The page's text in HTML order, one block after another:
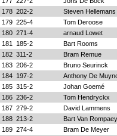
178 202-2
Steven Hellemans
179 225-4
Tom Deroose
180 271-4
arnaud Lowet
181
185-2
Bart Rooms
182 311-2
Bram Remue
183 206-2
Bruno Seurinck
184 197-2
Anthony De
185 315-2
Johan Goemé
186 236-2
Tom Hendryckx
187 279-2
David Lammens
188 213-2
Bart Van Rompaey
189 274-4
Bram De Meyer